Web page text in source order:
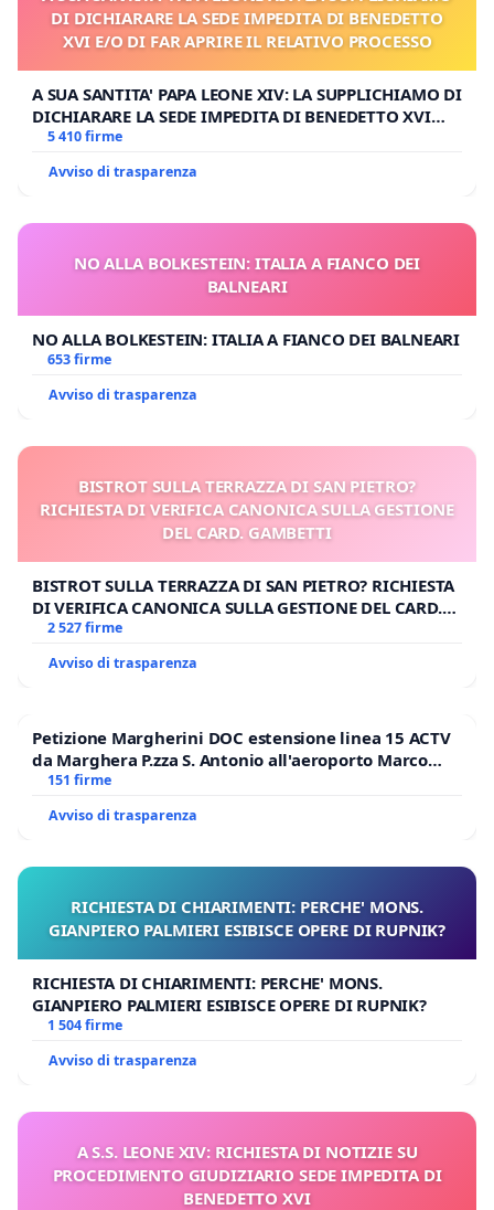
DI DICHIARARE LA SEDE IMPEDITA DI BENEDETTO
XVI E/O DI FAR APRIRE IL RELATIVO PROCESSO
A SUA SANTITA' PAPA LEONE XIV: LA SUPPLICHIAMO DI
DICHIARARE LA SEDE IMPEDITA DI BENEDETTO XVI
E/O DI FAR APRIRE IL RELATIVO PROCESSO
5 410 firme
Avviso di trasparenza
NO ALLA BOLKESTEIN: ITALIA A FIANCO DEI
BALNEARI
NO ALLA BOLKESTEIN: ITALIA A FIANCO DEI BALNEARI
653 firme
Avviso di trasparenza
BISTROT SULLA TERRAZZA DI SAN PIETRO?
RICHIESTA DI VERIFICA CANONICA SULLA GESTIONE
DEL CARD. GAMBETTI
BISTROT SULLA TERRAZZA DI SAN PIETRO? RICHIESTA
DI VERIFICA CANONICA SULLA GESTIONE DEL CARD.
GAMBETTI
2 527 firme
Avviso di trasparenza
Petizione Margherini DOC estensione linea 15 ACTV
da Marghera P.zza S. Antonio all'aeroporto Marco
Polo tariffa a € 1,50
151 firme
Avviso di trasparenza
RICHIESTA DI CHIARIMENTI: PERCHE' MONS.
GIANPIERO PALMIERI ESIBISCE OPERE DI RUPNIK?
RICHIESTA DI CHIARIMENTI: PERCHE' MONS.
GIANPIERO PALMIERI ESIBISCE OPERE DI RUPNIK?
1 504 firme
Avviso di trasparenza
A S.S. LEONE XIV: RICHIESTA DI NOTIZIE SU
PROCEDIMENTO GIUDIZIARIO SEDE IMPEDITA DI
BENEDETTO XVI